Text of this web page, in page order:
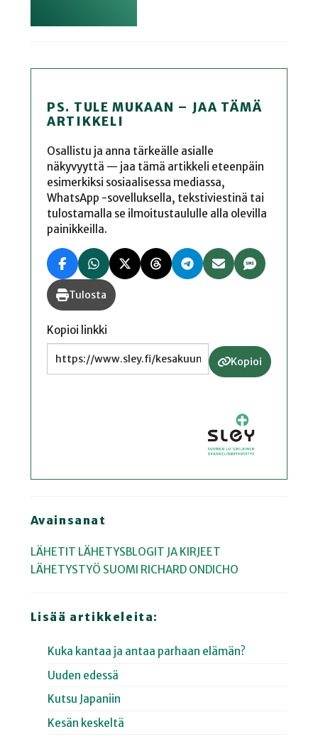
PS. TULE MUKAAN – JAA TÄMÄ
ARTIKKELI
Osallistu ja anna tärkeälle asialle
näkyvyyttä — jaa tämä artikkeli eteenpäin
esimerkiksi sosiaalisessa mediassa,
WhatsApp -sovelluksella, tekstiviestinä tai
tulostamalla se ilmoitustaululle alla olevilla
painikkeilla.
Tulosta
Kopioi linkki
Kopioi
Avainsanat
LÄHETIT LÄHETYSBLOGIT JA KIRJEET
LÄHETYSTYÖ SUOMI RICHARD ONDICHO
Lisää artikkeleita:
Kuka kantaa ja antaa parhaan elämän?
Uuden edessä
Kutsu Japaniin
Kesän keskeltä